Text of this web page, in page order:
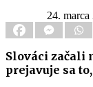
24. marca
Slováci začali
prejavuje sa